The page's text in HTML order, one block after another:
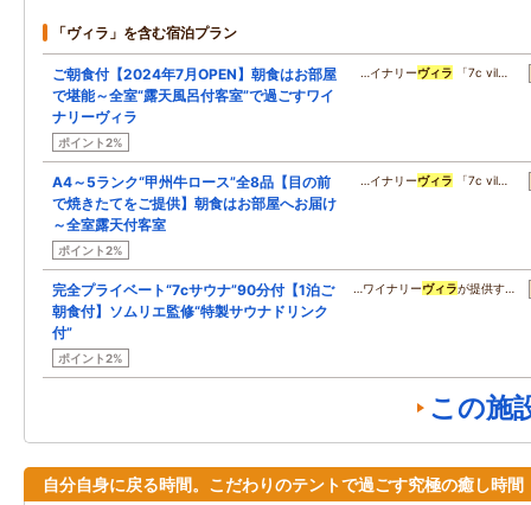
「ヴィラ」を含む宿泊プラン
ご朝食付【2024年7月OPEN】朝食はお部屋
で堪能～全室“露天風呂付客室”で過ごすワイ
ナリーヴィラ
ポイント2%
…イナリーヴィラ 「7c vil…
A4～5ランク“甲州牛ロース”全8品【目の前
で焼きたてをご提供】朝食はお部屋へお届け
～全室露天付客室
ポイント2%
…イナリーヴィラ 「7c vil…
完全プライベート“7cサウナ”90分付【1泊ご
朝食付】ソムリエ監修“特製サウナドリンク
付”
ポイント2%
…ワイナリーヴィラが提供す…
この施
自分自身に戻る時間。こだわりのテントで過ごす究極の癒し時間